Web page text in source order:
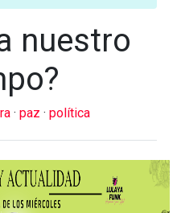
nuestro
· paz · política